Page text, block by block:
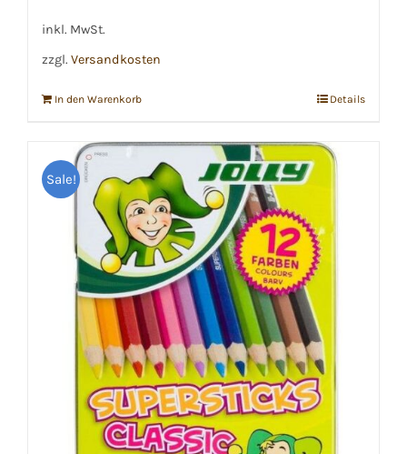
€27,19
inkl. MwSt.
zzgl. Versandkosten
In den Warenkorb Details
Sale!